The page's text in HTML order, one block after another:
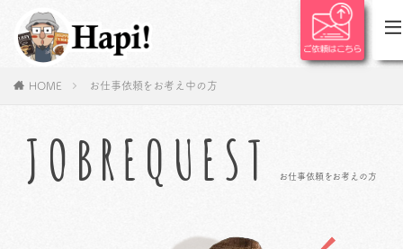
HOME お仕事依頼をお考え中の方
JOBREQUEST お仕事依頼をお考えの方